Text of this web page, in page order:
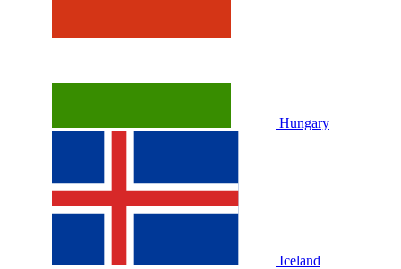
Hungary
Iceland